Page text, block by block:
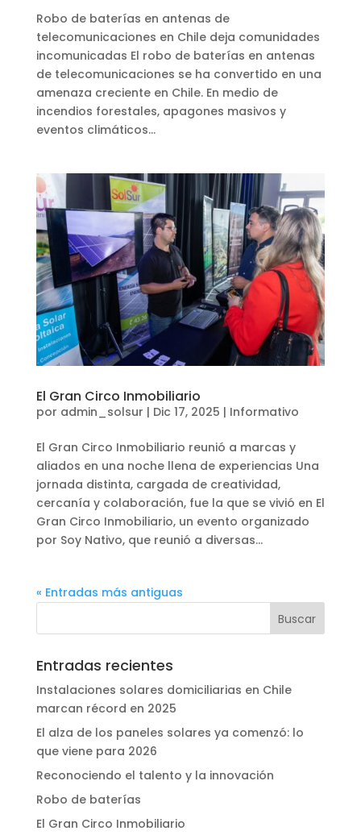
Robo de baterías en antenas de
telecomunicaciones en Chile deja comunidades
incomunicadas El robo de baterías en antenas
de telecomunicaciones se ha convertido en una
amenaza creciente en Chile. En medio de
incendios forestales, apagones masivos y
eventos climáticos...
El Gran Circo Inmobiliario
por admin_solsur | Dic 17, 2025 | Informativo
El Gran Circo Inmobiliario reunió a marcas y
aliados en una noche llena de experiencias Una
jornada distinta, cargada de creatividad,
cercanía y colaboración, fue la que se vivió en El
Gran Circo Inmobiliario, un evento organizado
por Soy Nativo, que reunió a diversas...
« Entradas más antiguas
Entradas recientes
Instalaciones solares domiciliarias en Chile
marcan récord en 2025
El alza de los paneles solares ya comenzó: lo
que viene para 2026
Reconociendo el talento y la innovación
Robo de baterías
El Gran Circo Inmobiliario